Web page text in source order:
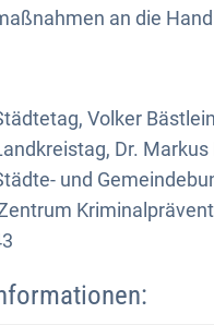
an die Hand
Volker
Dr.
und